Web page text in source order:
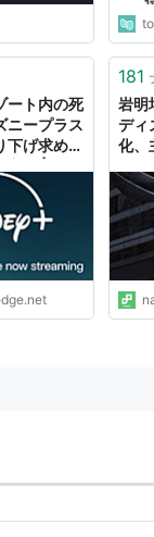
ート内の死
ニープラス
下げ求め
181
岩明
ディ
化、
ー